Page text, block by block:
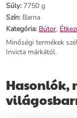
Előnyök:
Ízléses Huzat:A szék
eleganciát és stílust
Markáns Fém lábak:
kialakítása garantálja,
kölcsönöz.
Súly: 7750 g
Szín: Barna
Kategória: Bútor,
Minőségi termékek
Invicta márkától.
Hasonlók,